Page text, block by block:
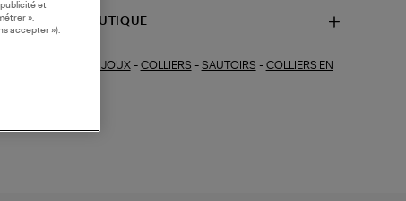
BOUTIQUE
BIJOUX- COLLIERS - SAUTOIRS - COLLIERS EN
et
»,
accepter »).